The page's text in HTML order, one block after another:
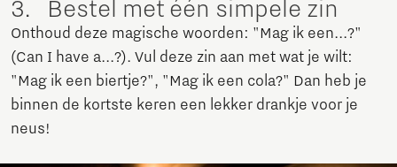
3. Bestel met één simpele zin
Onthoud deze magische woorden: "Mag ik een...?"
(Can I have a...?). Vul deze zin aan met wat je wilt:
"Mag ik een biertje?", "Mag ik een cola?" Dan heb je
binnen de kortste keren een lekker drankje voor je
neus!